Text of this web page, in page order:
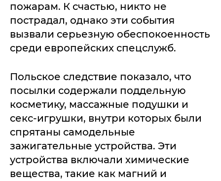
пожарам. К счастью, никто не
пострадал, однако эти события
вызвали серьезную обеспокоенность
среди европейских спецслужб.
Польское следствие показало, что
посылки содержали поддельную
косметику, массажные подушки и
секс-игрушки, внутри которых были
спрятаны самодельные
зажигательные устройства. Эти
устройства включали химические
вещества, такие как магний и